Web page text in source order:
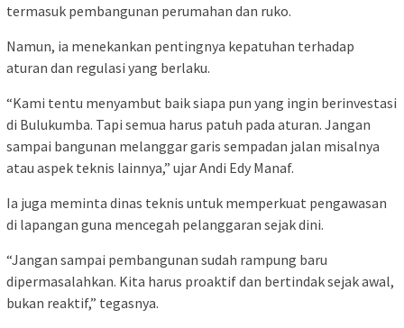
termasuk pembangunan perumahan dan ruko.
Namun, ia menekankan pentingnya kepatuhan terhadap
aturan dan regulasi yang berlaku.
“Kami tentu menyambut baik siapa pun yang ingin berinvestasi
di Bulukumba. Tapi semua harus patuh pada aturan. Jangan
sampai bangunan melanggar garis sempadan jalan misalnya
atau aspek teknis lainnya,” ujar Andi Edy Manaf.
Ia juga meminta dinas teknis untuk memperkuat pengawasan
di lapangan guna mencegah pelanggaran sejak dini.
“Jangan sampai pembangunan sudah rampung baru
dipermasalahkan. Kita harus proaktif dan bertindak sejak awal,
bukan reaktif,” tegasnya.